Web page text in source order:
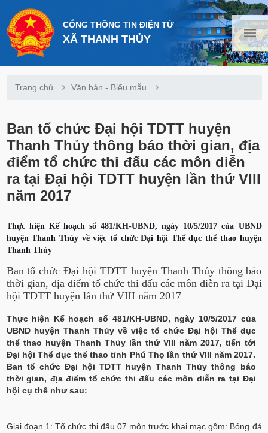
CỔNG THÔNG TIN ĐIỆN TỬ
XÃ THANH THỦY
Trang chủ Văn bản - Biểu mẫu
Ban tổ chức Đại hội TDTT huyện
Thanh Thủy thông báo thời gian, địa
điểm tổ chức thi đấu các môn diễn
ra tại Đại hội TDTT huyện lần thứ VIII
năm 2017
Thực hiện Kế hoạch số 481/KH-UBND, ngày 10/5/2017 của UBND
huyện Thanh Thủy về việc tổ chức Đại hội Thể dục thể thao huyện
Thanh Thủy
Ban tổ chức Đại hội TDTT huyện Thanh Thủy thông báo
thời gian, địa điểm tổ chức thi đấu các môn diễn ra tại Đại
hội TDTT huyện lần thứ VIII năm 2017
Thực hiện Kế hoạch số 481/KH-UBND, ngày 10/5/2017 của
UBND huyện Thanh Thủy về việc tổ chức Đại hội Thể dục
thể thao huyện Thanh Thủy lần thứ VIII năm 2017, tiến tới
Đại hội Thể dục thể thao tỉnh Phú Thọ lần thứ VIII năm 2017.
Ban tổ chức Đại hội TDTT huyện Thanh Thủy thông báo
thời gian, địa điểm tổ chức thi đấu các môn diễn ra tại Đại
hội cụ thể như sau:
Giai đoạn 1: Tổ chức thi đấu 07 môn trước khai mạc gồm: Bóng đá